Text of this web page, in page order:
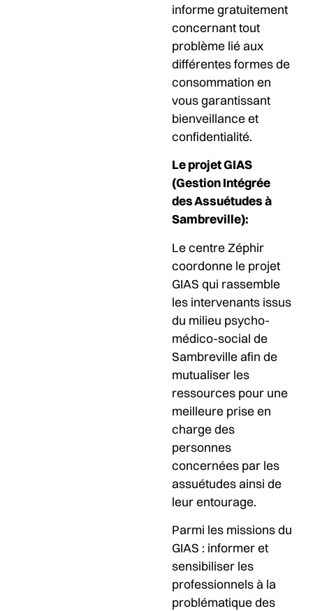
informe gratuitement
concernant tout
problème lié aux
différentes formes de
consommation en
vous garantissant
bienveillance et
confidentialité.
Le projet GIAS
(Gestion Intégrée
des Assuétudes à
Sambreville):
Le centre Zéphir
coordonne le projet
GIAS qui rassemble
les intervenants issus
du milieu psycho-
médico-social de
Sambreville afin de
mutualiser les
ressources pour une
meilleure prise en
charge des
personnes
concernées par les
assuétudes ainsi de
leur entourage.
Parmi les missions du
GIAS : informer et
sensibiliser les
professionnels à la
problématique des